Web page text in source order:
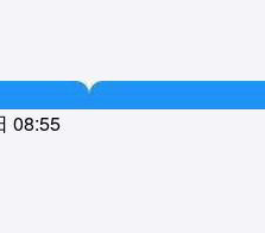
08:55